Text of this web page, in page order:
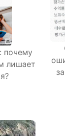
почему
лишает